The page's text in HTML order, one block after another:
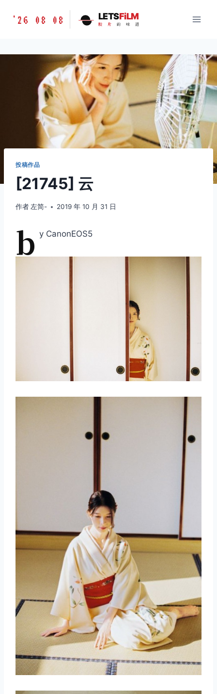
胶
味
LETSFILM
'26 08 08 LETSFiLM
胶 片 的 味 道
投稿作品
[21745] 云
作者 左简- 2019 年 10 月 31 日
b y CanonEOS5